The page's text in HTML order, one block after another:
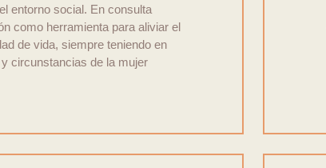
entorno social. En consulta
como herramienta para aliviar el
de vida, siempre teniendo en
circunstancias de la mujer